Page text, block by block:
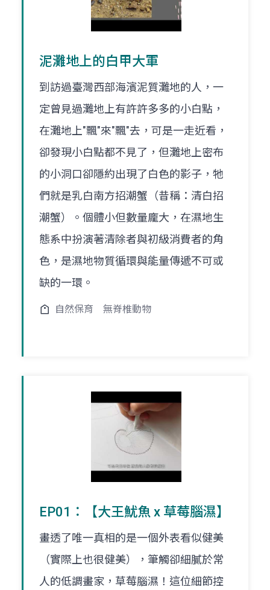
泥灘地上的白甲大軍
到訪過臺灣西部海濱泥質灘地的人，一
定曾見過灘地上有許許多多的小白點，
在灘地上"飄"來"飄"去，可是一走近看，
卻發現小白點都不見了，但灘地上密布
的小洞口卻隱約出現了白色的影子，牠
們就是乳白南方招潮蟹（昔稱：清白招
潮蟹）。個體小但數量龐大，在濕地生
態系中扮演著清除者與初級消費者的角
色，是濕地物質循環與能量傳遞不可或
缺的一環。
自然保育 無脊椎動物
EP01：【大王魷魚 x 草莓腦濕】
畫透了唯一真相的是一個外表看似健美
（實際上也很健美），筆觸卻細膩於常
人的低調畫家，草莓腦濕！這位細節控